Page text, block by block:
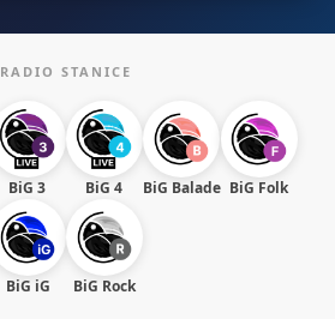
RADIO STANICE
BiG 3 BiG 4 BiG Balade BiG Folk
BiG iG BiG Rock